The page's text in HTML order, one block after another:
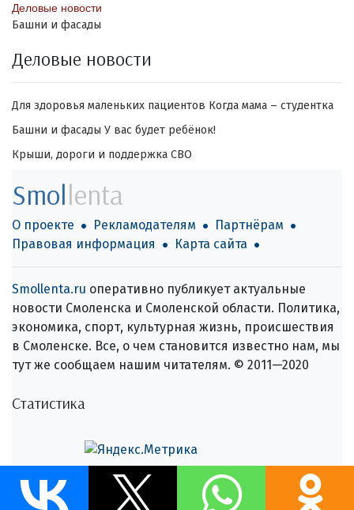
Деловые новости
Башни и фасады
Деловые новости
Для здоровья маленьких пациентов Когда мама – студентка
Башни и фасады У вас будет ребёнок!
Крыши, дороги и поддержка СВО
Smollenta
О проекте Рекламодателям
Партнёрам
Правовая информация
Карта сайта
Smollenta.ru оперативно публикует актуальные
новости Смоленска и Смоленской области. Политика,
экономика, спорт, культурная жизнь, происшествия
в Смоленске. Все, о чем становится известно нам, мы
тут же сообщаем нашим читателям. © 2011—2020
Статистика